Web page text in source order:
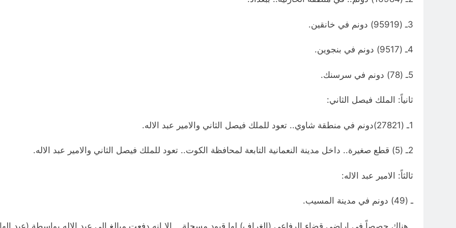
3ـ (95919) دونم في خانقين.
4ـ (9517) دونم في بنجوين.
5ـ (78) دونم في سرسنك.
ثانياً: الملك فيصل الثاني:
1ـ (27821)دونم في منطقة شاوي.. تعود للملك فيصل الثاني والامير عبد الاله.
2ـ (5) قطع صغيرة.. داخل مدينة النعمانية التابعة لمحافظة الكوت.. تعود للملك فيصل الثاني والامير عبد الاله.
ثالثاً: الامير عبد الاله:
ـ (49) دونم في مدينة المسيب.
ـ هناك حصصاً في اراضي قضاء الرفاعي (الغراف) لها قيود مسجلة .. الا انه دفعت مبالغ الى عبد الاله بواسطة (عبد